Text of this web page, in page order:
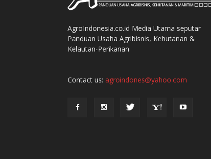
AgroIndonesia.co.id Media Utama seputar
Panduan Usaha Agribisnis, Kehutanan &
Kelautan-Perikanan
Contact us: agroindones@yahoo.com